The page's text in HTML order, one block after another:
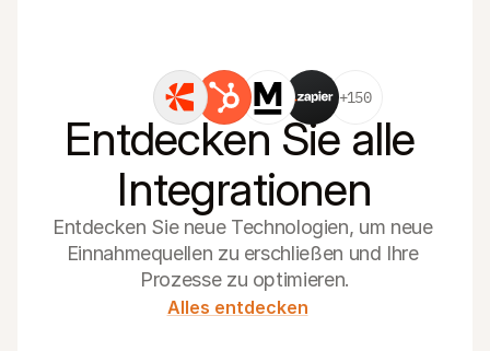
+150
Entdecken Sie alle
Integrationen
Entdecken Sie neue Technologien, um neue
Einnahmequellen zu erschließen und Ihre
Prozesse zu optimieren.
Alles entdecken